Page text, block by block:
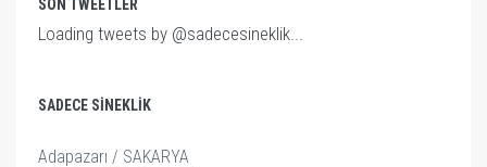
SON TWEETLER
Loading tweets by @sadecesineklik...
SADECE SINEKLIK
Adapazarı / SAKARYA